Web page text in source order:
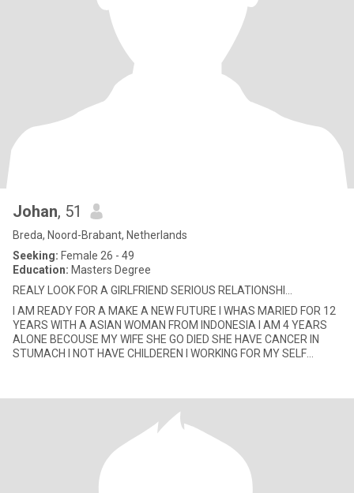
Johan, 51
Breda, Noord-Brabant, Netherlands
Seeking: Female 26 - 49
Education: Masters Degree
REALY LOOK FOR A GIRLFRIEND SERIOUS RELATIONSHI...
I AM READY FOR A MAKE A NEW FUTURE I WHAS MARIED FOR 12
YEARS WITH A ASIAN WOMAN FROM INDONESIA I AM 4 YEARS
ALONE BECOUSE MY WIFE SHE GO DIED SHE HAVE CANCER IN
STUMACH I NOT HAVE CHILDEREN I WORKING FOR MY SELF